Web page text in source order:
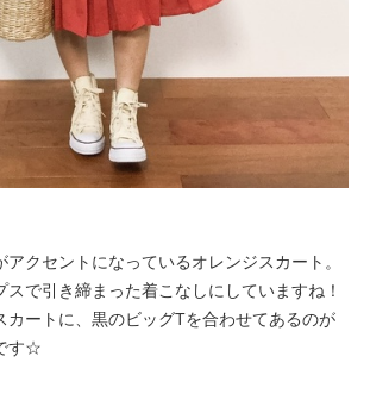
クセントになっているオレンジスカート。
スで引き締まった着こなしにしていますね！
カートに、黒のビッグTを合わせてあるのが
す☆